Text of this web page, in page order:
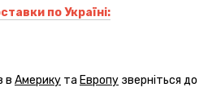
по Україні:
в Америку та Европу зверніться до